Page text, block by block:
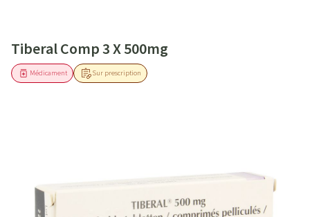
Tiberal Comp 3 X 500mg
Sur prescription
Médicament